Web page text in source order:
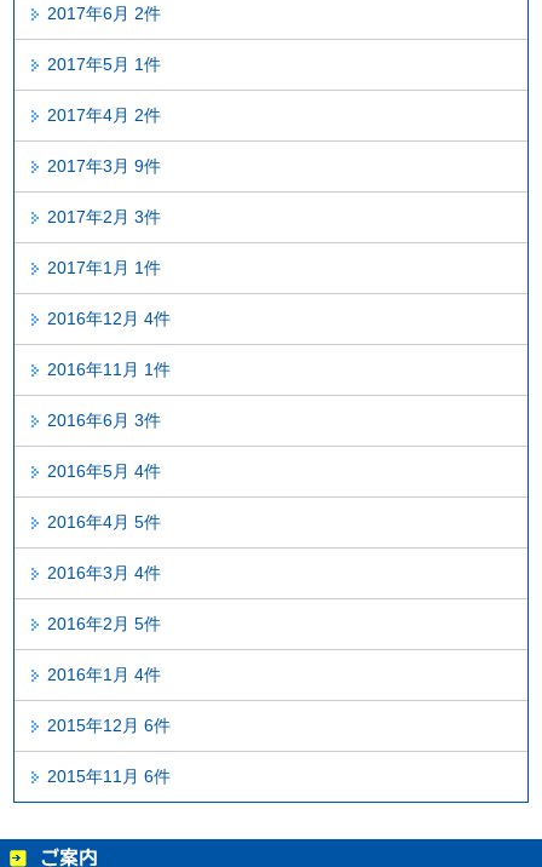
2017年6月 2件
2017年5月 1件
2017年4月 2件
2017年3月 9件
2017年2月 3件
2017年1月 1件
2016年12月 4件
2016年11月 1件
2016年6月 3件
2016年5月 4件
2016年4月 5件
2016年3月 4件
2016年2月 5件
2016年1月 4件
2015年12月 6件
2015年11月 6件